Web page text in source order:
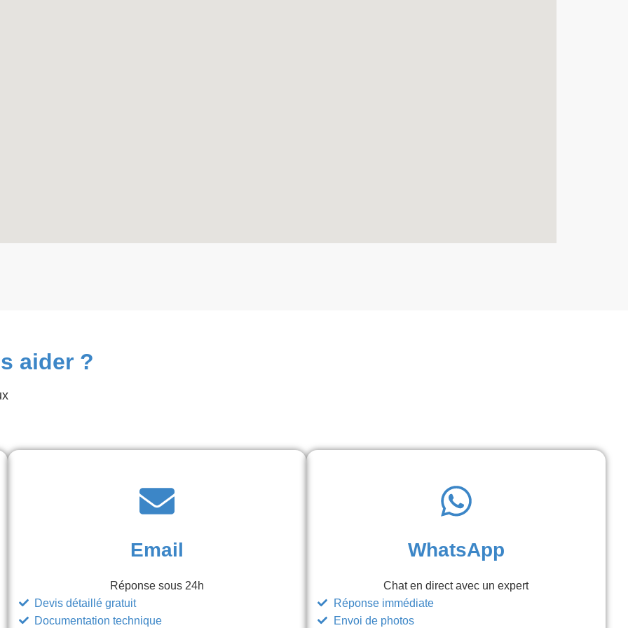
aider ?
Email
Réponse sous 24h
Devis détaillé gratuit
Documentation technique
WhatsApp
Chat en direct avec un expert
Réponse immédiate
Envoi de photos